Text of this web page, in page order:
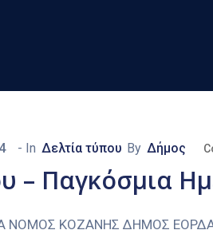
- In Δελτία τύπου By Δήμος
– Παγκόσμια
ΝΟΜΟΣ ΚΟΖΑΝΗΣ ΔΗΜΟΣ